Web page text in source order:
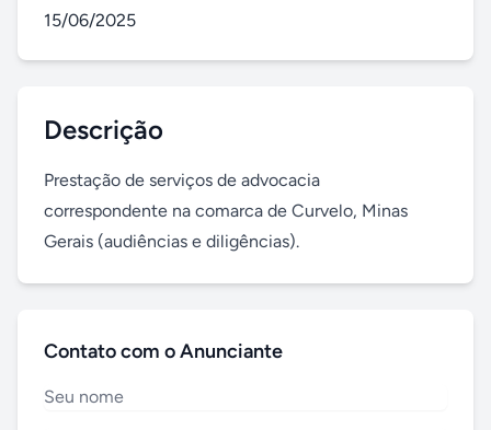
15/06/2025
Descrição
Prestação de serviços de advocacia
correspondente na comarca de Curvelo, Minas
Gerais (audiências e diligências).
Contato com o Anunciante